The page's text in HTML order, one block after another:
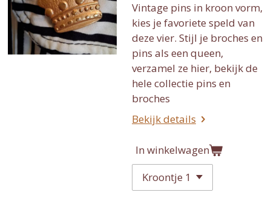
Vintage pins in kroon vorm,
kies je favoriete speld van
deze vier. Stijl je broches en
pins als een queen,
verzamel ze hier, bekijk de
hele collectie pins en
broches
Bekijk details
In winkelwagen